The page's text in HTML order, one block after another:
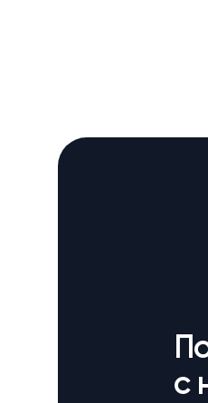
с